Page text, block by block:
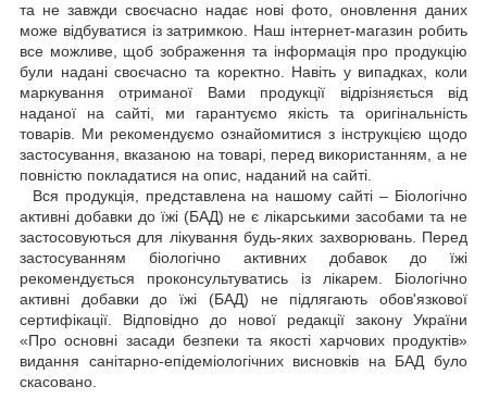
та не завжди своєчасно надає нові фото, оновлення даних
може відбуватися із затримкою. Наш інтернет-магазин робить
все можливе, щоб зображення та інформація про продукцію
були надані своєчасно та коректно. Навіть у випадках, коли
маркування отриманої Вами продукції відрізняється від
наданої на сайті, ми гарантуємо якість та оригінальність
товарів. Ми рекомендуємо ознайомитися з інструкцією щодо
застосування, вказаною на товарі, перед використанням, а не
повністю покладатися на опис, наданий на сайті.
Вся продукція, представлена на нашому сайті – Біологічно
активні добавки до їжі (БАД) не є лікарськими засобами та не
застосовуються для лікування будь-яких захворювань. Перед
застосуванням біологічно активних добавок до їжі
рекомендується проконсультуватись із лікарем. Біологічно
активні добавки до їжі (БАД) не підлягають обов'язкової
сертифікації. Відповідно до нової редакції закону України
«Про основні засади безпеки та якості харчових продуктів»
видання санітарно-епідеміологічних висновків на БАД було
скасовано.